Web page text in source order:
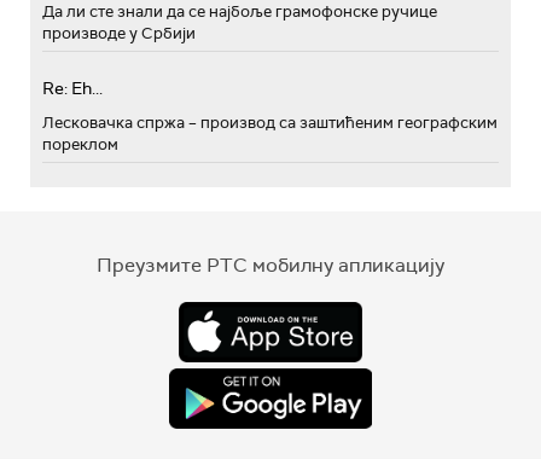
Да ли сте знали да се најбоље грамофонске ручице
производе у Србији
Re: Eh...
Лесковачка спржа – производ са заштићеним географским
пореклом
Преузмите РТС мобилну апликацију